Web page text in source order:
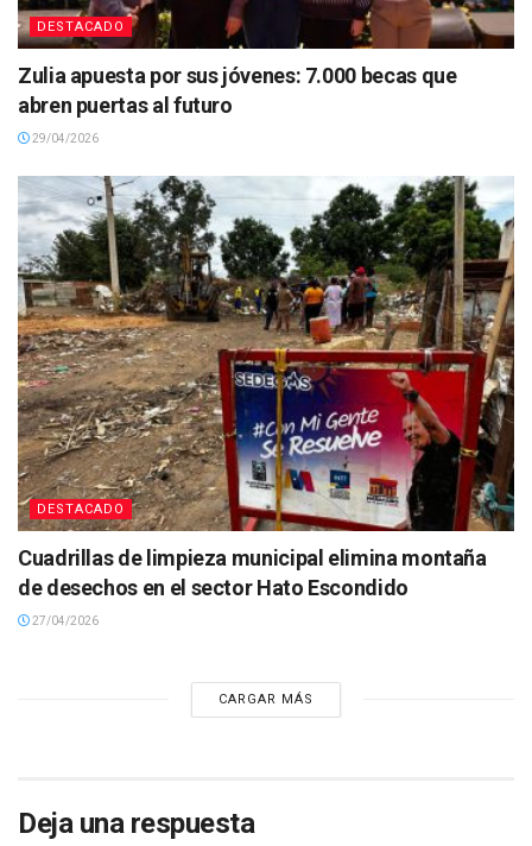
DESTACADO
Zulia apuesta por sus jóvenes: 7.000 becas que
abren puertas al futuro
29/04/2026
DESTACADO
Cuadrillas de limpieza municipal elimina montaña
de desechos en el sector Hato Escondido
27/04/2026
CARGAR MÁS
Deja una respuesta